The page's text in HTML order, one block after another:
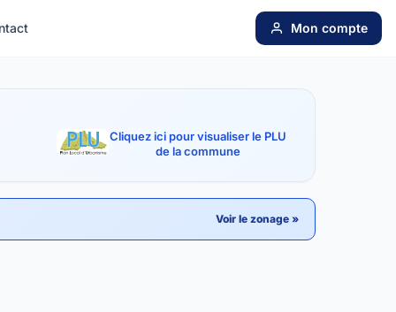
Mon compte
Cliquez ici pour visualiser le PLU
de la commune
Voir le zonage »